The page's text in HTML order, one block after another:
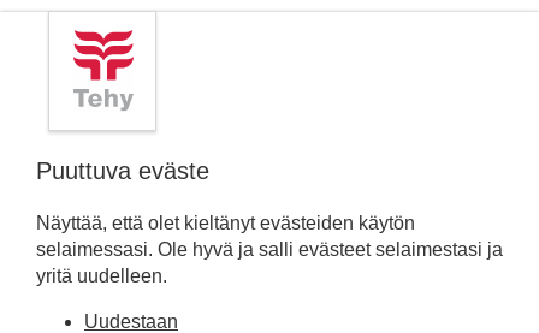
Puuttuva eväste
Näyttää, että olet kieltänyt evästeiden käytön
selaimessasi. Ole hyvä ja salli evästeet selaimestasi ja
yritä uudelleen.
Uudestaan